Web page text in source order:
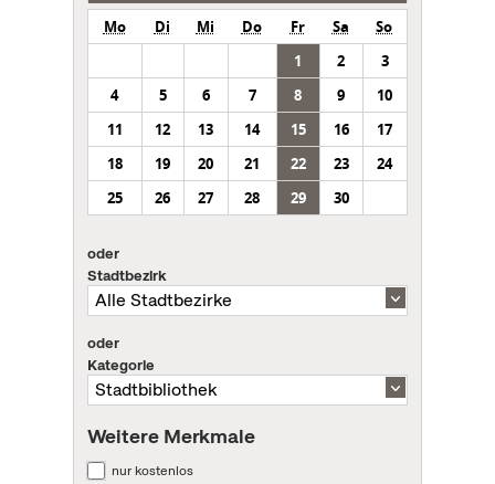
Mo Di Mi Do Fr Sa
So
1
2
3
4
5 6 7 8 9
10
11
12 13 14 15 16
17
18
19 20 21 22 23
24
25
26 27 28 29 30
oder
Stadtbezirk
oder
Kategorie
Weitere Merkmale
nur kostenlos